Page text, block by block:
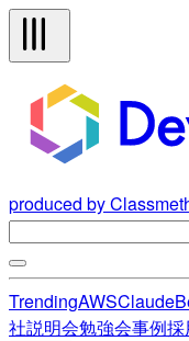
produced by
TrendingAWSClaude
社説明会勉強会事例採